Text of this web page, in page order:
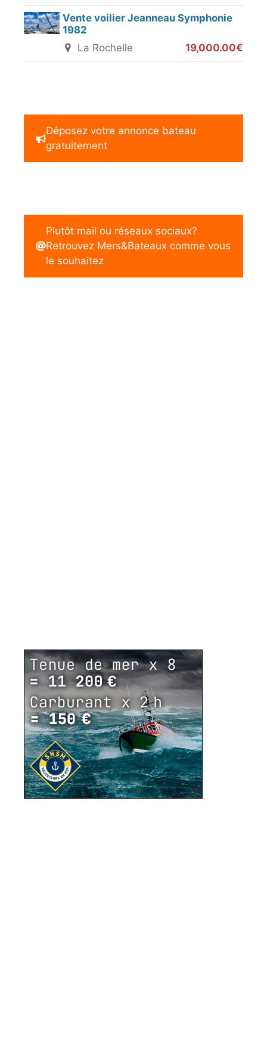
Vente voilier Jeanneau Symphonie
1982
La Rochelle
19,000.00€
Déposez votre annonce bateau
gratuitement
Plutôt mail ou réseaux sociaux?
Retrouvez Mers&Bateaux comme vous
le souhaitez